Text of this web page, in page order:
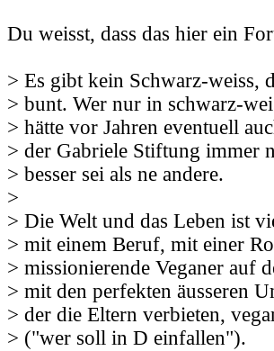
Du weisst, dass das hier ein
> Es gibt kein Schwarz-weiss,
> bunt. Wer nur in schwarz-
> hätte vor Jahren eventuell
> der Gabriele Stiftung immer
> besser sei als ne andere.
>
> Die Welt und das Leben ist
> mit einem Beruf, mit einer
> missionierende Veganer auf
> mit den perfekten äusseren
> der die Eltern verbieten,
> ("wer soll in D einfallen").